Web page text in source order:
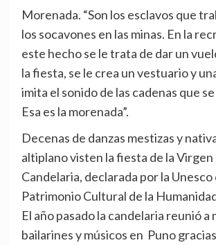
Morenada. “Son los esclavos que
los socavones en las minas. En la
este hecho se le trata de dar un
la fiesta, se le crea un vestuario y
imita el sonido de las cadenas que
Esa es la morenada”.
Decenas de danzas mestizas y
altiplano visten la fiesta de la Virgen
Candelaria, declarada por la Unesco
Patrimonio Cultural de la
El año pasado la candelaria reunió a
bailarines y músicos en Puno